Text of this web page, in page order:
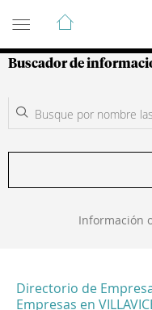
Guía de
Buscador de
Información
Directorio de
Empresas en